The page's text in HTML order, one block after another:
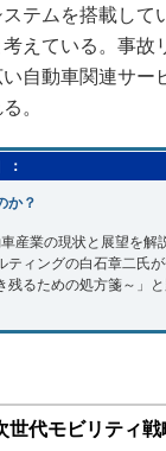
テムを搭載し
えている。事
い自動車関連サ
。
：
か？
産業の現状と展望を解
ティングの白石章二氏
るための処方箋～」
世代モビリティ